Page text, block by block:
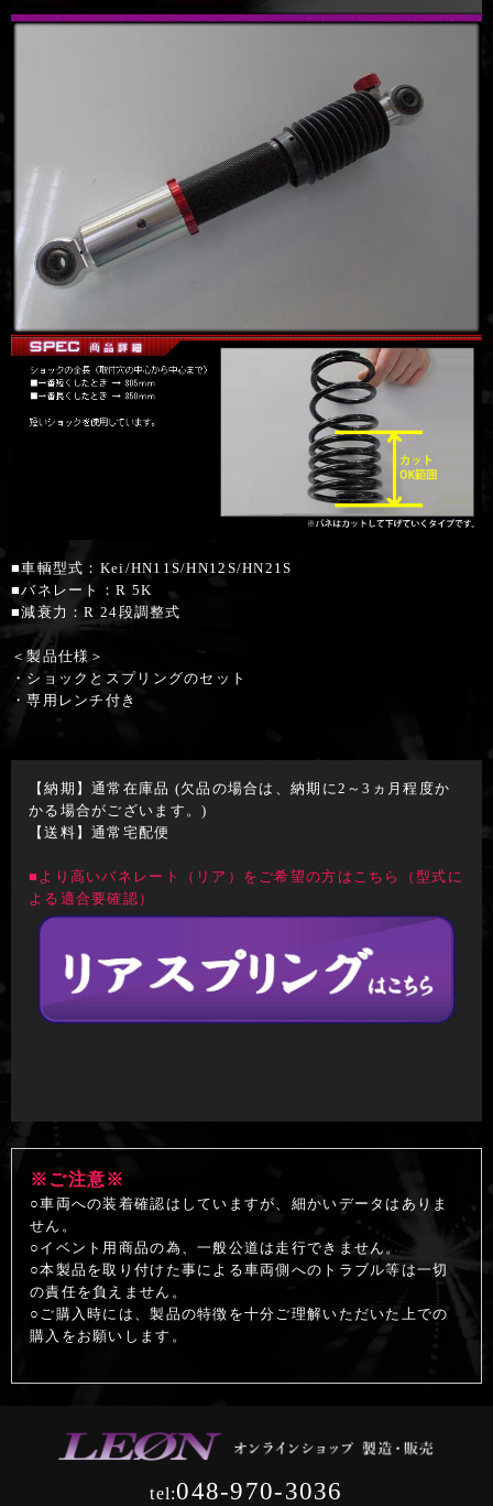
■車輌型式：Kei/HN11S/HN12S/HN21S
■バネレート：R 5K
■減衰力：R 24段調整式
＜製品仕様＞
・ショックとスプリングのセット
・専用レンチ付き
【納期】通常在庫品 (欠品の場合は、納期に2～3ヵ月程度か
かる場合がございます。)
【送料】通常宅配便
■より高いバネレート（リア）をご希望の方はこちら（型式に
よる適合要確認）
※ご注意※
○車両への装着確認はしていますが、細かいデータはありま
せん。
○イベント用商品の為、一般公道は走行できません。
○本製品を取り付けた事による車両側へのトラブル等は一切
の責任を負えません。
○ご購入時には、製品の特徴を十分ご理解いただいた上での
購入をお願いします。
tel:048-970-3036